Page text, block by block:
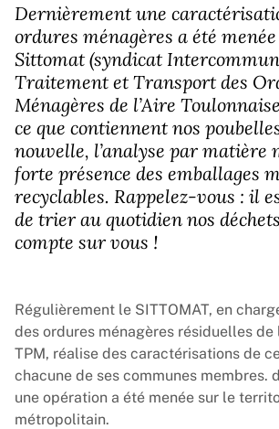
Dernièrement une
ordures ménagères a été
Sittomat (syndicat
Traitement et Transport des
Ménagères de l’Aire
ce que contiennent nos
nouvelle, l’analyse par matière
forte présence des emballages
recyclables. Rappelez-vous : il
de trier au quotidien nos
compte sur vous !
Régulièrement le SITTOMAT, en
des ordures ménagères résiduelles
TPM, réalise des caractérisations de
chacune de ses communes membres.
une opération a été menée sur le
métropolitain.